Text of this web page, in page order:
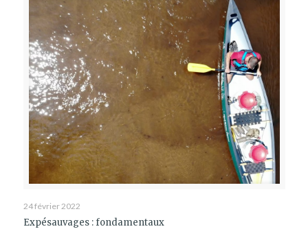
24 février 2022
Expésauvages : fondamentaux